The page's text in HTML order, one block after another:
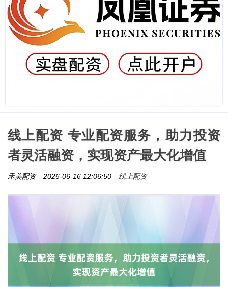
线上配资 专业配资服务，助力投资
者灵活融资，实现资产最大化增值
禾美配资 2026-06-16 12:06:50 线上配资